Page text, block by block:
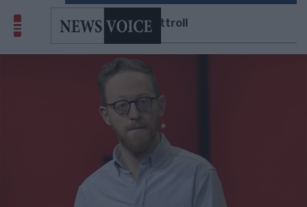
internettroll